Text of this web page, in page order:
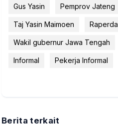
Gus Yasin Pemprov Jateng
Taj Yasin Maimoen Raperda
Wakil gubernur Jawa Tengah
Informal Pekerja Informal
Berita terkait